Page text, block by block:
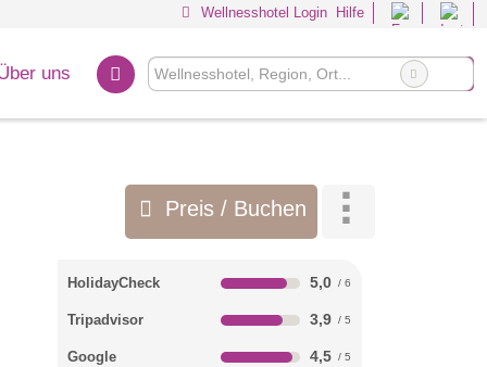
Wellnesshotel Login Hilfe
uns
Preis / Buchen
HolidayCheck 5,0
Tripadvisor 3,9
Google 4,5